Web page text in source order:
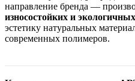
направление бренда —
износостойких и
эстетику натуральных
современных полимеров.